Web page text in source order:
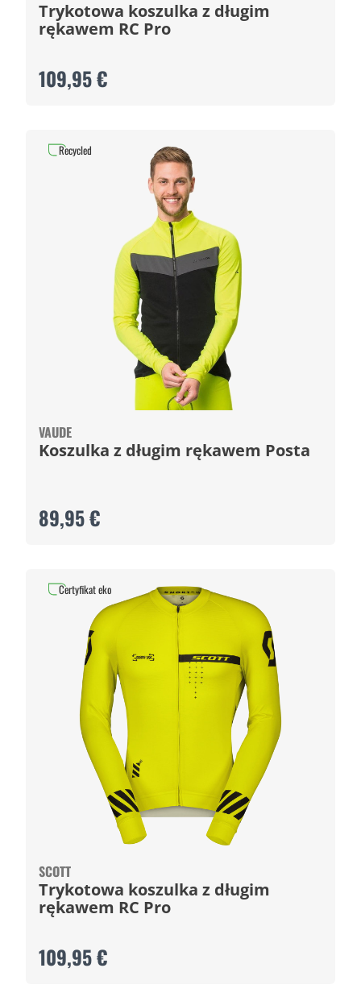
Trykotowa koszulka z długim
rękawem RC Pro
109,95 €
VAUDE
Koszulka z długim rękawem Posta
89,95 €
Recycled
SCOTT
Trykotowa koszulka z długim
rękawem RC Pro
109,95 €
Certyfikat eko